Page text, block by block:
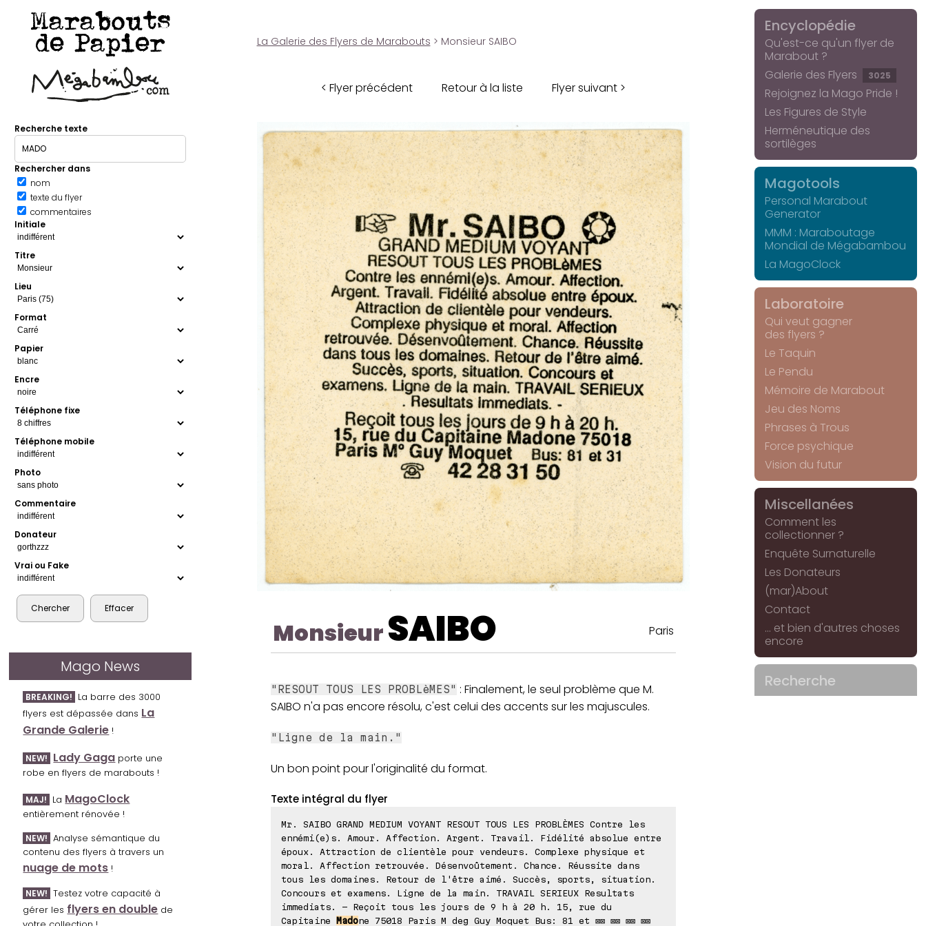
Marabouts
de Papier
Recherche texte
Rechercher dans
nom
texte du flyer
commentaires
Initiale
Titre
Lieu
Format
Papier
Encre
Téléphone fixe
Téléphone mobile
Photo
Commentaire
Donateur
Vrai ou Fake
Mago News
BREAKING! La barre des 3000
flyers est dépassée dans La
Grande Galerie !
NEW! Lady Gaga porte une
robe en flyers de marabouts !
MAJ! La MagoClock
entièrement rénovée !
NEW! Analyse sémantique du
contenu des flyers à travers un
nuage de mots !
NEW! Testez votre capacité à
gérer les flyers en double de
La Galerie des Flyers de Marabouts > Monsieur SAIBO
< Flyer précédent Retour à la liste Flyer suivant >
MonsieurSAIBO Paris
"RESOUT TOUS LES PROBLèMES" : Finalement, le seul problème que M.
SAIBO n'a pas encore résolu, c'est celui des accents sur les majuscules.
"Ligne de la main."
Un bon point pour l'originalité du format.
Texte intégral du flyer
Mr. SAIBO GRAND MEDIUM VOYANT RESOUT TOUS LES PROBLÈMES Contre les
ennémi(e)s. Amour. Affection. Argent. Travail. Fidélité absolue entre
époux. Attraction de clientèle pour vendeurs. Complexe physique et
moral. Affection retrouvée. Désenvoûtement. Chance. Réussite dans
tous les domaines. Retour de l'être aimé. Succès, sports, situation.
Concours et examens. Ligne de la main. TRAVAIL SERIEUX Resultats
immediats. - Reçoit tous les jours de 9 h à 20 h. 15, rue du
Capitaine Madone 75018 Paris M deg Guy Moquet Bus: 81 et ⊠⊠ ⊠⊠ ⊠⊠ ⊠⊠
Encyclopédie
Qu'est-ce qu'un flyer de
Marabout ?
Galerie des Flyers
3025
Rejoignez la Mago Pride !
Les Figures de Style
Herméneutique des
sortilèges
Magotools
Personal Marabout
Generator
MMM : Maraboutage
Mondial de Mégabambou
La MagoClock
Laboratoire
Qui veut gagner
des flyers ?
Le Taquin
Le Pendu
Mémoire de Marabout
Jeu des Noms
Phrases à Trous
Force psychique
Vision du futur
Miscellanées
Comment les
collectionner ?
Enquête Surnaturelle
Les Donateurs
(mar)About
Contact
... et bien d'autres choses
encore
Recherche